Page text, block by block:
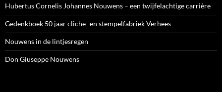
Hubertus Cornelis Johannes Nouwens – een twijfelachtige carrière
Gedenkboek 50 jaar cliche- en stempelfabriek Verhees
Nouwens in de lintjesregen
Don Giuseppe Nouwens